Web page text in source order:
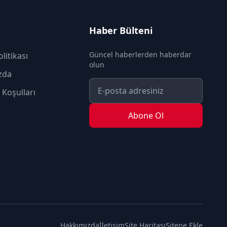
Haber Bülteni
Güncel haberlerden haberdar
olun
Abone Ol
HakkımızdaİletişimSite HaritasıSitene Ekle